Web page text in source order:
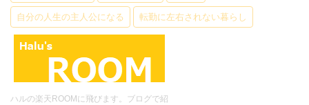
自分の人生の主人公になる 転勤に左右されない暮らし
ハルの楽天ROOMに飛びます。ブログで紹